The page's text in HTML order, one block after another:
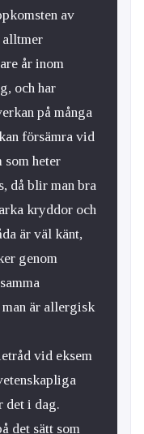
av
alltmer
år inom
och har
på många
försämra vid
som heter
då blir man bra
kryddor och
är väl känt,
genom
man är allergisk
vid eksem
det i dag.
det sätt som